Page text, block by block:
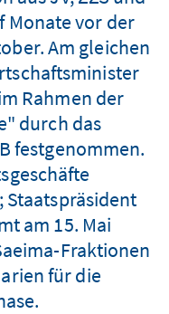
Monate vor der
Am gleichen
Rahmen der
durch das
festgenommen.
am 15. Mai
Fraktionen
für die